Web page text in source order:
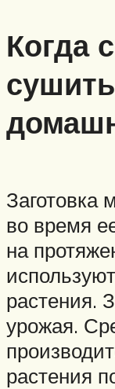
Когда
Заготовка
во время
на
растения.
урожая.
растения